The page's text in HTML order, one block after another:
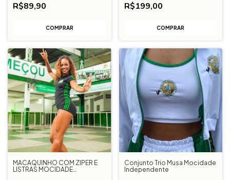
R$89,90
COMPRAR
R$199,00
COMPRAR
MACAQUINHO COM ZIPER E
LISTRAS MOCIDADE
Conjunto Trio Musa Mocidade
Independente